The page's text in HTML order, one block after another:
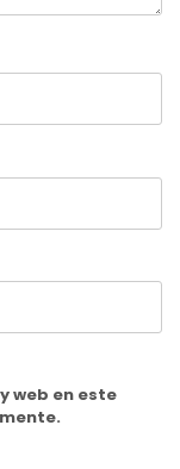
web en este